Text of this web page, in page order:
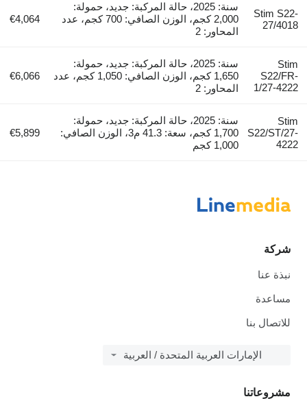
Stim S22-
27/4018
سنة: 2025، حالة المركبة: جديد، حمولة:
2,000 كجم، الوزن الصافي: 700 كجم، عدد
المحاور: 2
€4,064
Stim
S22/FR-
1/27-4222
سنة: 2025، حالة المركبة: جديد، حمولة:
1,650 كجم، الوزن الصافي: 1,050 كجم، عدد
المحاور: 2
€6,066
Stim
S22/ST/27-
4222
سنة: 2025، حالة المركبة: جديد، حمولة:
1,700 كجم، سعة: 41.3 م3، الوزن الصافي:
1,000 كجم
€5,899
شركة
نبذة عنا
مساعدة
للاتصال بنا
الإمارات العربية المتحدة / العربية
مشروعاتنا